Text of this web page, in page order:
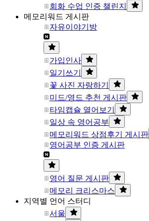
회화 수업 인증 챌린지
메모리워드 게시판
자유이야기방
가입인사
일기쓰기
꽃 사진 자랑하기
미드/영드 추천 게시판
타임캡슐 열어보기
일상 속 영어공부
메모리워드 상점후기 게시판
영어공부 인증 게시판
영어 질문 게시판
메모리 크리스마스
지역별 언어 스터디
서울